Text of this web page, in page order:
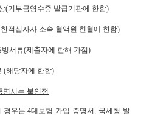
(기부금영수증 발급기관에 한함)
적십자사 소속 혈액원 헌혈에 한함)
서류(제출자에 한해 가점)
(해당자에 한함)
서는 불인정
우는 4대보험 가입 증명서, 국세청 발